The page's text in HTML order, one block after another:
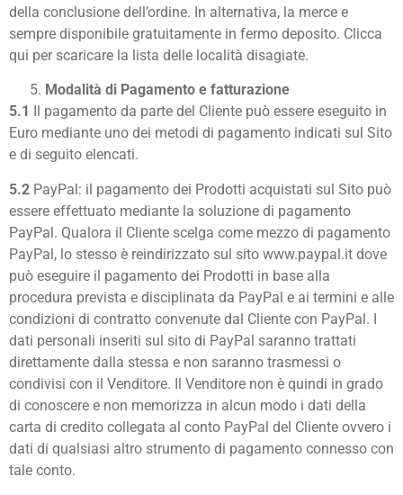
della conclusione dell’ordine. In alternativa, la merce e
sempre disponibile gratuitamente in fermo deposito. Clicca
qui per scaricare la lista delle località disagiate.
Modalità di Pagamento e fatturazione
5.1
Il pagamento da parte del Cliente può essere eseguito in
Euro mediante uno dei metodi di pagamento indicati sul Sito
e di seguito elencati.
5.2 PayPal: il pagamento dei Prodotti acquistati sul Sito può
essere effettuato mediante la soluzione di pagamento
PayPal. Qualora il Cliente scelga come mezzo di pagamento
PayPal, lo stesso è reindirizzato sul sito www.paypal.it dove
può eseguire il pagamento dei Prodotti in base alla
procedura prevista e disciplinata da PayPal e ai termini e alle
condizioni di contratto convenute dal Cliente con PayPal. I
dati personali inseriti sul sito di PayPal saranno trattati
direttamente dalla stessa e non saranno trasmessi o
condivisi con il Venditore. Il Venditore non è quindi in grado
di conoscere e non memorizza in alcun modo i dati della
carta di credito collegata al conto PayPal del Cliente ovvero i
dati di qualsiasi altro strumento di pagamento connesso con
tale conto.